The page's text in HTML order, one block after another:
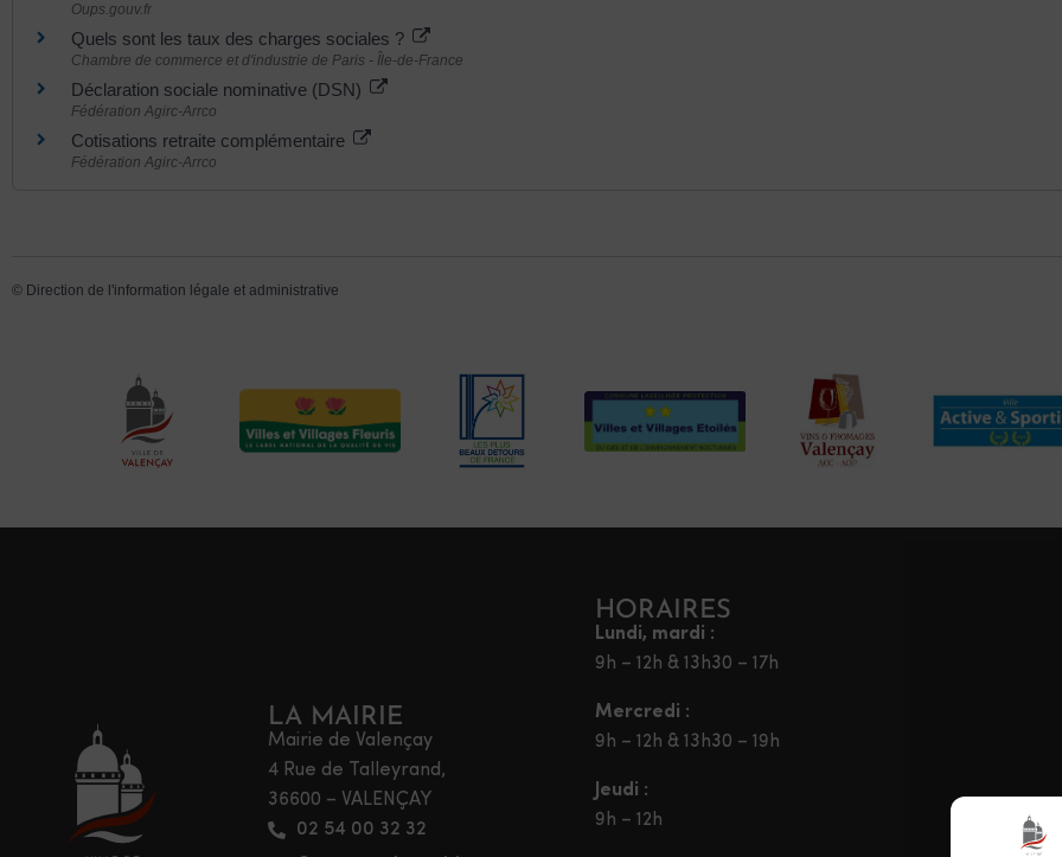
Oups.gouv.fr
Quels sont les taux des charges sociales ?
Chambre de commerce et d'industrie de Paris - Île-de-France
Déclaration sociale nominative (DSN)
Fédération Agirc-Arrco
Cotisations retraite complémentaire
Fédération Agirc-Arrco
© Direction de l'information légale et administrative
LA MAIRIE
Mairie de Valençay
4 Rue de Talleyrand,
36600 – VALENÇAY
02 54 00 32 32
HORAIRES
Lundi, mardi :
9h – 12h & 13h30 – 17h
Mercredi :
9h – 12h & 13h30 – 19h
Jeudi :
9h – 12h